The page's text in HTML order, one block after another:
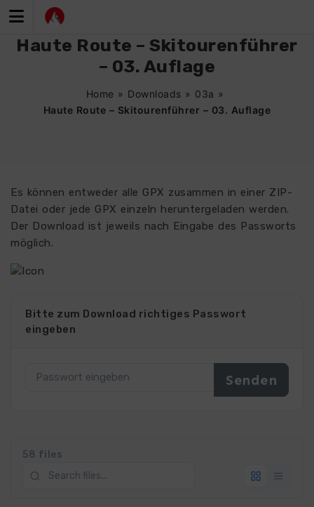
Inhalt
Haute Route – Skitourenführer
– 03. Auflage
Home » Downloads » 03a »
Haute Route – Skitourenführer – 03. Auflage
Es können entweder alle GPX zusammen in einer ZIP-
Datei oder jede GPX einzeln heruntergeladen werden.
Der Download ist jeweils nach Eingabe des Passworts
möglich.
Bitte zum Download richtiges Passwort
eingeben
58 files